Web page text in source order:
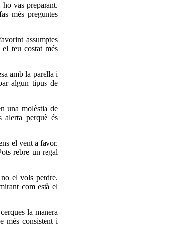
vas preparant.
més preguntes
assumptes
teu costat més
amb la parella i
algun tipus de
una molèstia de
alerta perquè és
el vent a favor.
rebre un regal
el vols perdre.
com està el
la manera
més consistent i